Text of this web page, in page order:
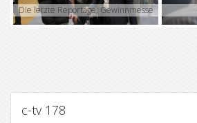
d
Die letzte Reportage: Gewinnmesse
c-tv 178